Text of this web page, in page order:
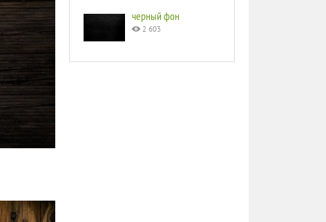
черный фон
2 603